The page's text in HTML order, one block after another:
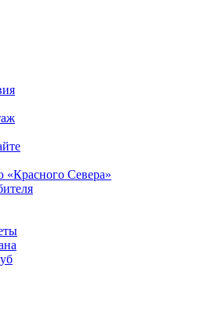
«Красного Севера»